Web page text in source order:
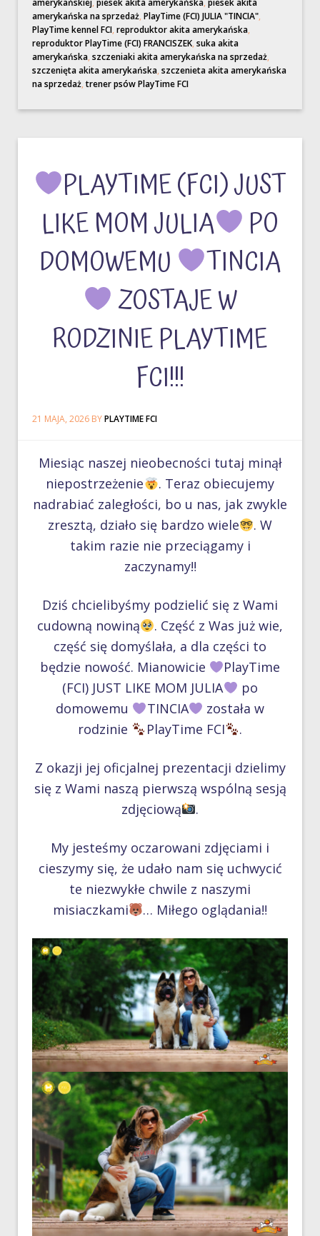
amerykańskiej,piesek akita amerykańska,piesek akita
amerykańska na sprzedaż,PlayTime (FCI) JULIA "TINCIA",
PlayTime kennel FCI,reproduktor akita amerykańska,
reproduktor PlayTime (FCI) FRANCISZEK,suka akita
amerykańska,szczeniaki akita amerykańska na sprzedaż,
szczenięta akita amerykańska,szczenieta akita amerykańska
na sprzedaż,trener psów PlayTime FCI
PLAYTIME (FCI) JUST
LIKE MOM JULIA
PO
DOMOWEMU
TINCIA
ZOSTAJE W
RODZINIE PLAYTIME
FCI!!!
21 MAJA, 2026 BYPLAYTIME FCI
Miesiąc naszej nieobecności tutaj minął
niepostrzeżenie
. Teraz obiecujemy
nadrabiać zaległości, bo u nas, jak zwykle
zresztą, działo się bardzo wiele
. W
takim razie nie przeciągamy i
zaczynamy‼
Dziś chcielibyśmy podzielić się z Wami
cudowną nowiną
. Część z Was już wie,
część się domyślała, a dla części to
będzie nowość. Mianowicie
PlayTime
(FCI) JUST LIKE MOM JULIA
po
domowemu
TINCIA
została w
rodzinie
PlayTime FCI .
Z okazji jej oficjalnej prezentacji dzielimy
się z Wami naszą pierwszą wspólną sesją
zdjęciową
.
My jesteśmy oczarowani zdjęciami i
cieszymy się, że udało nam się uchwycić
te niezwykłe chwile z naszymi
misiaczkami
… Miłego oglądania‼